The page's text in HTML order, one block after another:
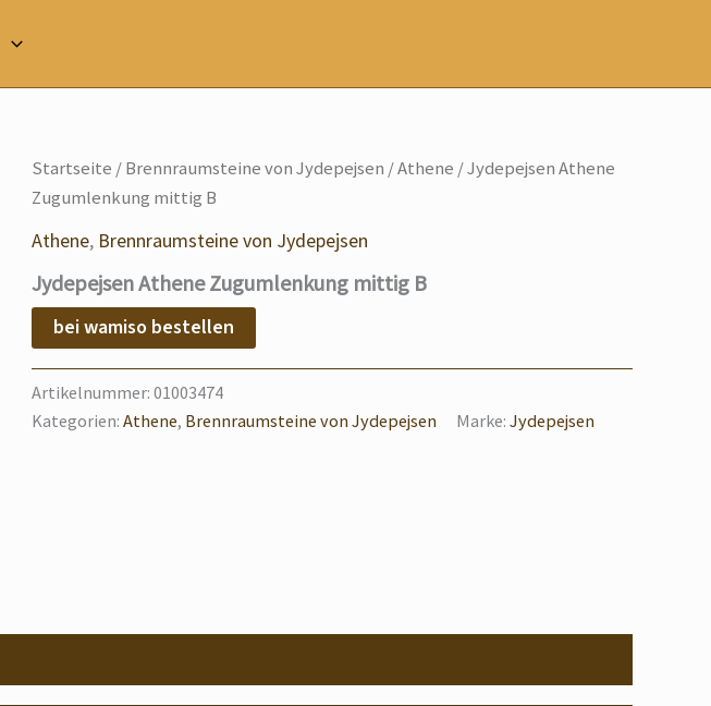
Startseite /Brennraumsteine von Jydepejsen /Athene / Jydepejsen Athene
Zugumlenkung mittig B
Athene, Brennraumsteine von Jydepejsen
Jydepejsen Athene Zugumlenkung mittig B
bei wamiso bestellen
Artikelnummer: 01003474
Kategorien: Athene, Brennraumsteine von Jydepejsen Marke: Jydepejsen